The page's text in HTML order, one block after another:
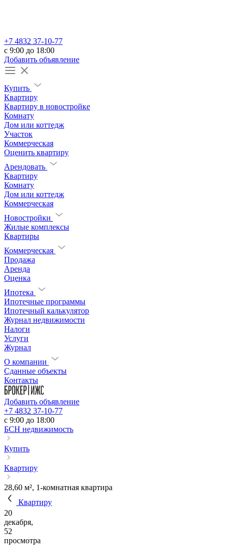
+7 4832 37-10-77
c 9:00 до 18:00
Добавить объявление
Купить
Квартиру
Квартиру в новостройке
Комнату
Дом или коттедж
Участок
Коммерческая
Оценить квартиру
Арендовать
Квартиру
Комнату
Дом или коттедж
Коммерческая
Новостройки
Жилые комплексы
Квартиры
Коммерческая
Продажа
Аренда
Оценка
Ипотека
Ипотечные программы
Ипотечный калькулятор
Журнал недвижимости
Налоги
Услуги
Журнал
О компании
Сданные объекты
Контакты
Добавить объявление
+7 4832 37-10-77
c 9:00 до 18:00
БСН недвижимость
Купить
Квартиру
28,60 м², 1-комнатная квартира
Квартиру
20
декабря,
52
просмотра